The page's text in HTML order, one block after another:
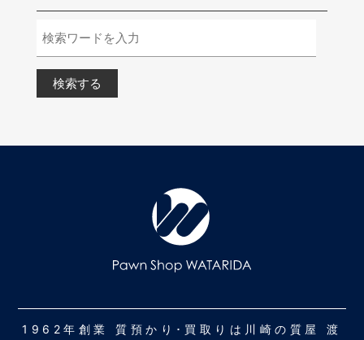
1962年創業 質預かり･買取りは川崎の質屋 渡